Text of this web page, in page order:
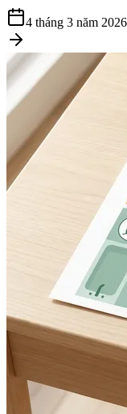
4 tháng 3 năm 2026